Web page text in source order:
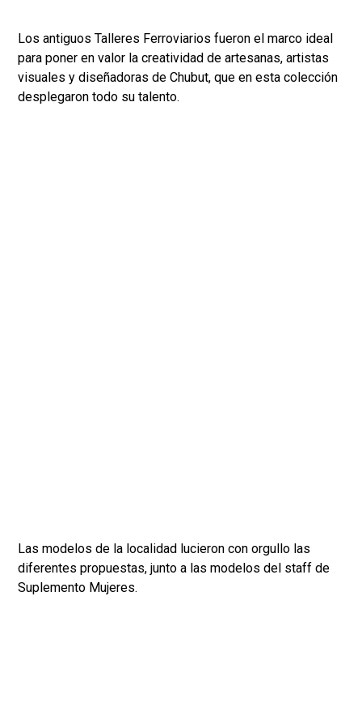
Los antiguos Talleres Ferroviarios fueron el marco ideal
para poner en valor la creatividad de artesanas, artistas
visuales y diseñadoras de Chubut, que en esta colección
desplegaron todo su talento.
Las modelos de la localidad lucieron con orgullo las
diferentes propuestas, junto a las modelos del staff de
Suplemento Mujeres.